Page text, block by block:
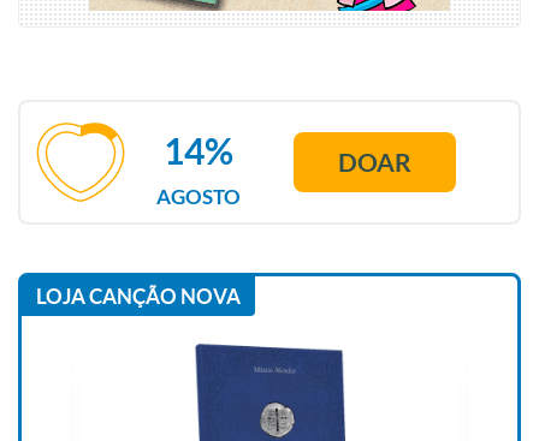
AGOSTO
14% DOAR
LOJA CANÇÃO NOVA